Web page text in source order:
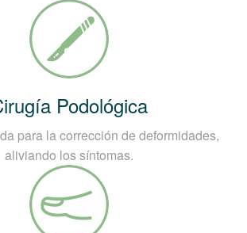
Podológica
para la corrección de deformidades,
aliviando los síntomas.